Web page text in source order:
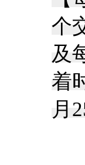
个
及
着
月